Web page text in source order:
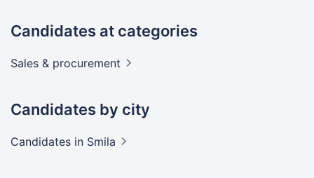
Candidates at categories
Sales & procurement
Candidates by city
Candidates in Smila